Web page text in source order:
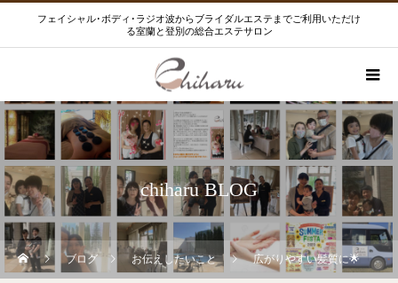
フェイシャル･ボディ･ラジオ波からブライダルエステまでご利用いただけ
る室蘭と登別の総合エステサロン
chiharu BLOG
ブログ お伝えしたいこと 広がりやすい髪質に🌟